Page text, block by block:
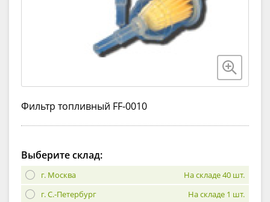
Фильтр топливный FF-0010
Выберите склад:
г. Москва
На складе 40 шт.
г. С.-Петербург
На складе 1 шт.